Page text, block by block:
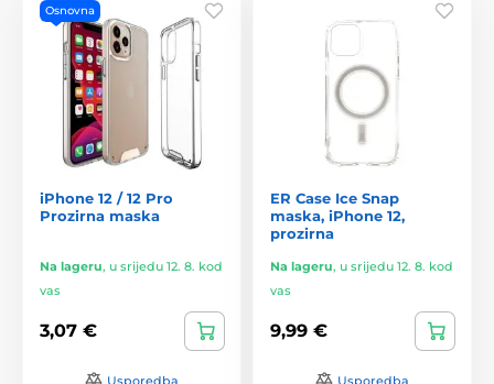
Osnovna
iPhone 12 / 12 Pro
Prozirna maska
Na lageru, u srijedu 12. 8. kod
vas
3,07 €
Usporedba
ER Case Ice Snap
maska, iPhone 12,
prozirna
Na lageru, u srijedu 12. 8. kod
vas
9,99 €
Usporedba